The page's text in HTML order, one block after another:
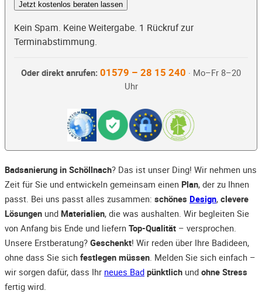
Jetzt kostenlos beraten lassen
Kein Spam. Keine Weitergabe. 1 Rückruf zur
Terminabstimmung.
Oder direkt anrufen: 01579 – 28 15 240 · Mo–Fr 8–20
Uhr
Badsanierung in Schöllnach? Das ist unser Ding! Wir nehmen uns
Zeit für Sie und entwickeln gemeinsam einen Plan, der zu Ihnen
passt. Bei uns passt alles zusammen: schönes Design, clevere
Lösungen und Materialien, die was aushalten. Wir begleiten Sie
von Anfang bis Ende und liefern Top-Qualität – versprochen.
Unsere Erstberatung? Geschenkt! Wir reden über Ihre Badideen,
ohne dass Sie sich festlegen müssen. Melden Sie sich einfach –
wir sorgen dafür, dass Ihr neues Bad pünktlich und ohne Stress
fertig wird.